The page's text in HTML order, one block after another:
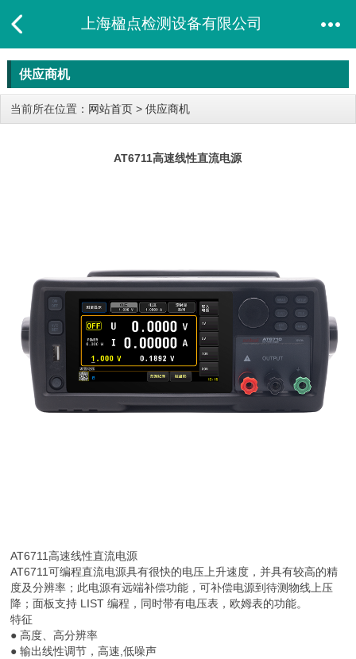
上海楹点检测设备有限公司
供应商机
当前所在位置： 网站首页 > 供应商机
AT6711高速线性直流电源
AT6711高速线性直流电源
AT6711可编程直流电源具有很快的电压上升速度，并具有较高的精
度及分辨率；此电源有远端补偿功能，可补偿电源到待测物线上压
降；面板支持 LIST 编程，同时带有电压表，欧姆表的功能。
特征
● 高度、高分辨率
● 输出线性调节，高速,低噪声